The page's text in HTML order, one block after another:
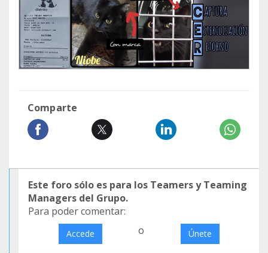
Comparte
Este foro sólo es para los Teamers y Teaming
Managers del Grupo.
Para poder comentar:
Accede o Únete